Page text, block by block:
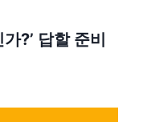
?’ 답할 준비